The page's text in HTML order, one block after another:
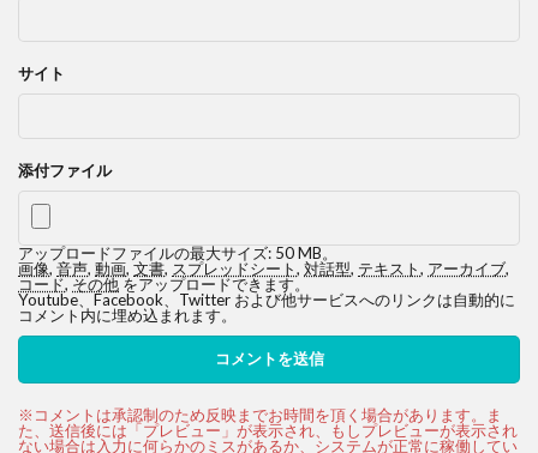
サイト
添付ファイル
アップロードファイルの最大サイズ: 50 MB。
画像, 音声, 動画, 文書, スプレッドシート, 対話型, テキスト, アーカイブ,
コード,その他をアップロードできます。
Youtube、Facebook、Twitter および他サービスへのリンクは自動的に
コメント内に埋め込まれます。